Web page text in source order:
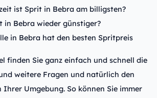
ist Sprit in Bebra am billigsten?
in Bebra wieder günstiger?
in Bebra hat den besten Spritpreis
finden Sie ganz einfach und schnell die
weitere Fragen und natürlich den
Ihrer Umgebung. So können Sie immer